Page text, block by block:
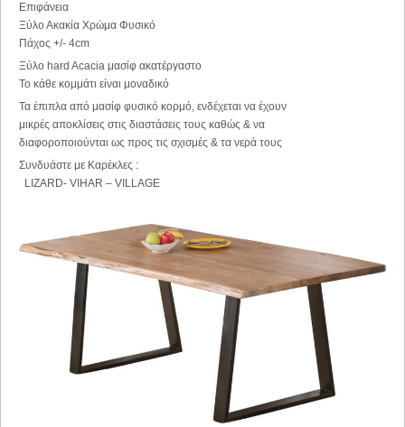
Επιφάνεια
Ξύλο Ακακία Χρώμα Φυσικό
Πάχος +/- 4cm
Ξύλο hard Acacia μασίφ ακατέργαστο
Το κάθε κομμάτι είναι μοναδικό
Τα έπιπλα από μασίφ φυσικό κορμό, ενδέχεται να έχουν
μικρές αποκλίσεις στις διαστάσεις τους καθώς & να
διαφοροποιούνται ως προς τις σχισμές & τα νερά τους
Συνδυάστε με Καρέκλες :
LIZARD- VIHAR – VILLAGE